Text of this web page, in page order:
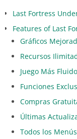
Last Fortress
Features of Last
Gráficos
Recursos
Juego Más Fluido
Funciones
Compras
Últimas
Todos los